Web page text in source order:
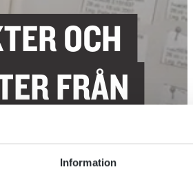
Information
OCH
FRÅN